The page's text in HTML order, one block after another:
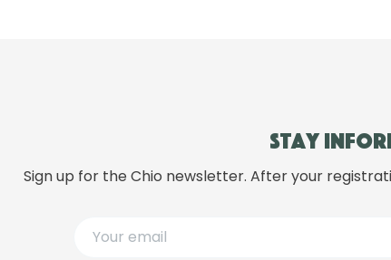
Stay
Sign up for the Chio newsletter. After your